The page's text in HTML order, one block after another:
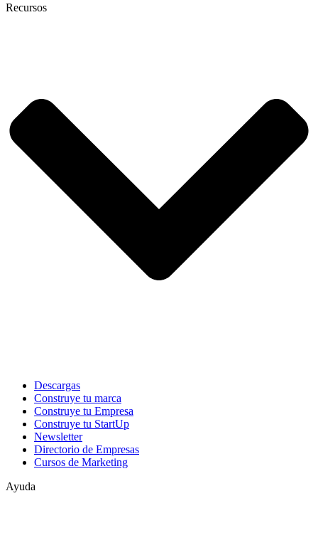
Recursos
Descargas
Construye tu marca
Construye tu Empresa
Construye tu StartUp
Newsletter
Directorio de Empresas
Cursos de Marketing
Ayuda